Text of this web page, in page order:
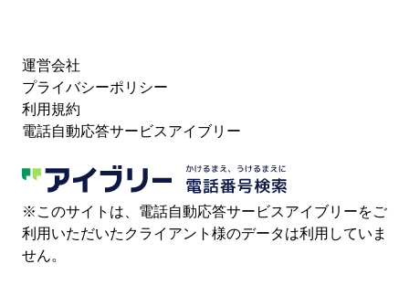
運営会社
プライバシーポリシー
利用規約
電話自動応答サービスアイブリー
※このサイトは、電話自動応答サービスアイブリーをご
利用いただいたクライアント様のデータは利用していま
せん。